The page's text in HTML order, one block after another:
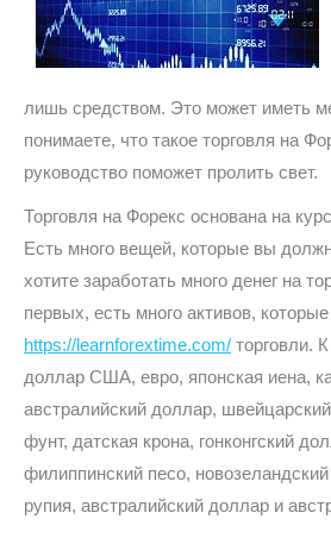
лишь средством. Это может иметь
понимаете, что такое торговля на
руководство поможет пролить свет.
Торговля на Форекс основана на
Есть много вещей, которые вы
хотите заработать много денег на
первых, есть много активов,
https://learnforextime.com/ торговли.
доллар США, евро, японская иена,
австралийский доллар,
фунт, датская крона, гонконгский
филиппинский песо,
рупия, австралийский доллар и